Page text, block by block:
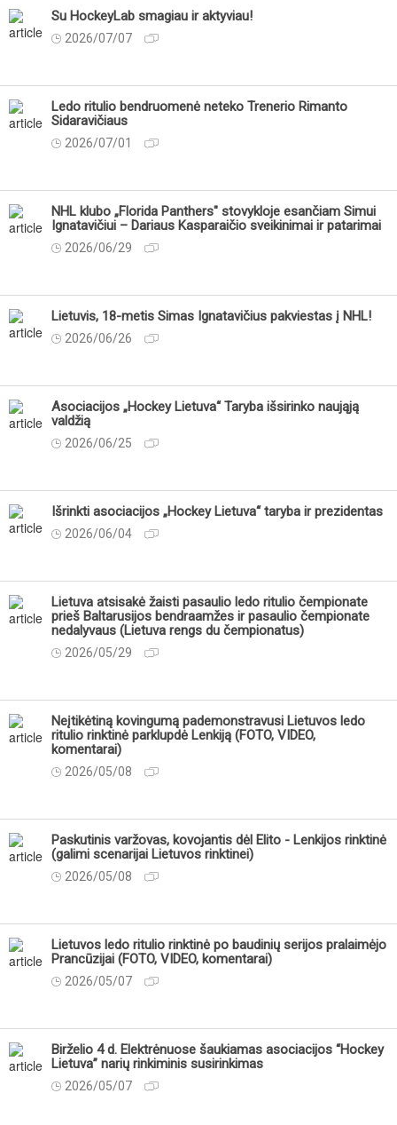
Su HockeyLab smagiau ir aktyviau!
2026/07/07
Ledo ritulio bendruomenė neteko Trenerio Rimanto
Sidaravičiaus
2026/07/01
NHL klubo „Florida Panthers" stovykloje esančiam Simui
Ignatavičiui – Dariaus Kasparaičio sveikinimai ir patarimai
2026/06/29
Lietuvis, 18-metis Simas Ignatavičius pakviestas į NHL!
2026/06/26
Asociacijos „Hockey Lietuva“ Taryba išsirinko naująją
valdžią
2026/06/25
Išrinkti asociacijos „Hockey Lietuva“ taryba ir prezidentas
2026/06/04
Lietuva atsisakė žaisti pasaulio ledo ritulio čempionate
prieš Baltarusijos bendraamžes ir pasaulio čempionate
nedalyvaus (Lietuva rengs du čempionatus)
2026/05/29
Neįtikėtiną kovingumą pademonstravusi Lietuvos ledo
ritulio rinktinė parklupdė Lenkiją (FOTO, VIDEO,
komentarai)
2026/05/08
Paskutinis varžovas, kovojantis dėl Elito - Lenkijos rinktinė
(galimi scenarijai Lietuvos rinktinei)
2026/05/08
Lietuvos ledo ritulio rinktinė po baudinių serijos pralaimėjo
Prancūzijai (FOTO, VIDEO, komentarai)
2026/05/07
Birželio 4 d. Elektrėnuose šaukiamas asociacijos “Hockey
Lietuva” narių rinkiminis susirinkimas
2026/05/07